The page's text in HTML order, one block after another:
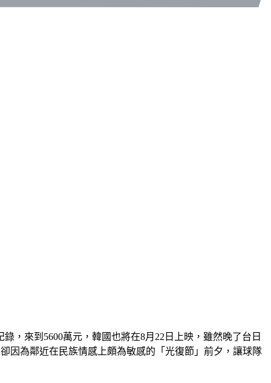
，來到5600萬元，韓國也將在8月22日上映，雖然晚了台日
因為鄰近在民族情感上頗為敏感的「光復節」前夕，讓球隊